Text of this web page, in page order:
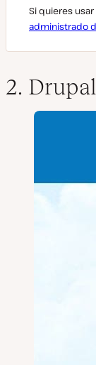
Si quieres
administrado
2.